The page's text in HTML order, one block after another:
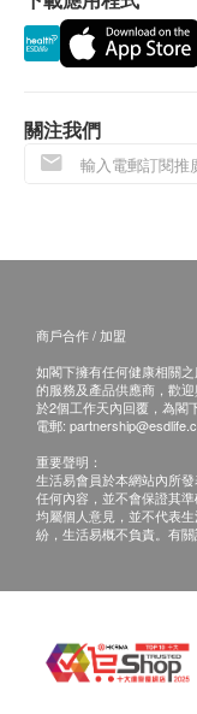
血小板數目
單核白血球
嗜酸性白血球
血抹片
血液紅血球
紅血球壓積量
紅血球平均紅蛋
中性白血球
血液白血球
淋巴白血球
泌尿情況
小便顏色
小便比重
小便蛋白質
小便尿糖
客人自行到中
身份證明文件
12個月內(由
戶需提前1個
所有疫苗都必須
亦會在場解答問
下午2時至6時)。
a. 醫生講
絡旺角分店
b. 如果客
一律作銷毀
關注我們
商戶合作 / 加盟
如閣下擁有任何健康相關
的服務及產品供應商，歡
於2個工作天內回覆，為閣
電郵:
重要聲明：
生活易會員於本網站內所
任何內容，並不會保證其
均屬個人意見，並不代表
紛，生活易概不負責。有關